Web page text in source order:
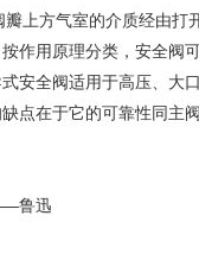
上方气室的介质经由
作用原理分类，安全阀
安全阀适用于高压、大
点在于它的可靠性同主
鲁迅